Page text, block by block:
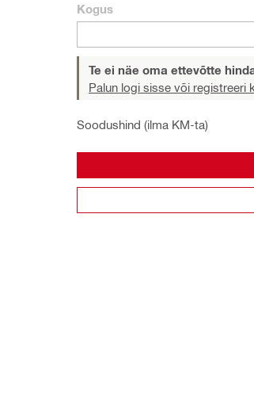
Kogus
Te ei näe oma ettevõtte
Palun logi sisse või registreeri
Soodushind (ilma KM-ta)